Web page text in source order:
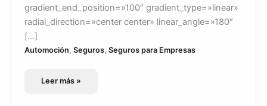
gradient_end_position=»100″ gradient_type=»linear»
radial_direction=»center center» linear_angle=»180″
[…]
Automoción, Seguros, Seguros para Empresas
Seguro
Matrículas
Leer más »